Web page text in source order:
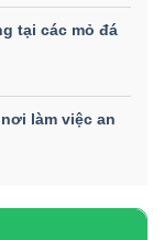
tại các mỏ đá
làm việc an